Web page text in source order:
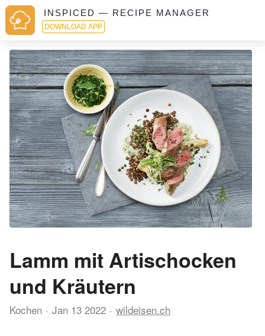
INSPICED — RECIPE MANAGER
DOWNLOAD APP
Lamm mit Artischocken
und Kräutern
Kochen Jan 13 2022 wildeisen.ch